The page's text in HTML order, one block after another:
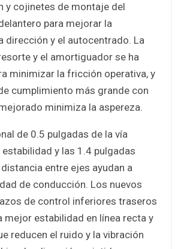
y cojinetes de montaje del
para mejorar la
dirección y el autocentrado. La
y el amortiguador se ha
minimizar la fricción operativa, y
cumplimiento más grande con
minimiza la aspereza.
de 0.5 pulgadas de la vía
y las 1.4 pulgadas
entre ejes ayudan a
de conducción. Los nuevos
de control inferiores traseros
mejor estabilidad en línea recta y
reducen el ruido y la vibración